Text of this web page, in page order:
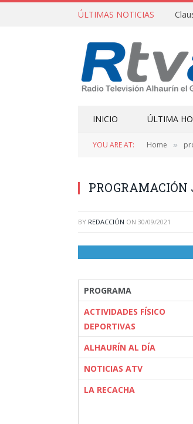
ÚLTIMAS NOTICIAS
INICIO ÚLTIMA
YOU ARE AT: Home »
PROGRAMACIÓN
BY REDACCIÓN ON 30/09/2021
PROGRAMA
ACTIVIDADES FÍSICO
DEPORTIVAS
ALHAURÍN AL DÍA
NOTICIAS ATV
LA RECACHA